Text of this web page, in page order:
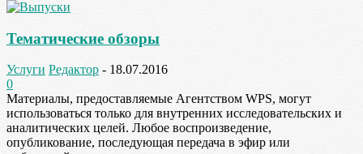
Тематические обзоры
Услуги Редактор - 18.07.2016
0
Материалы, предоставляемые Агентством WPS, могут
использоваться только для внутренних исследовательских и
аналитических целей. Любое воспроизведение,
опубликование, последующая передача в эфир или